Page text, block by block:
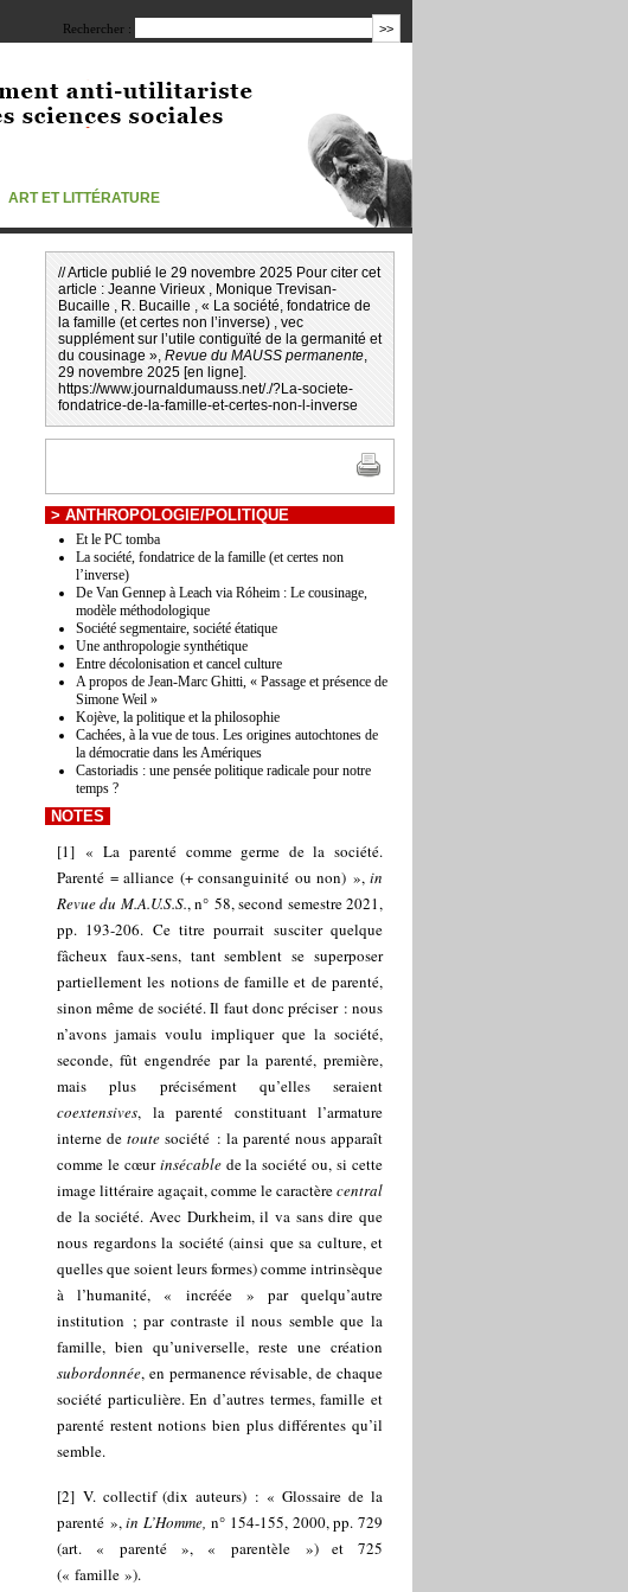
Rechercher :
ART ET LITTÉRATURE
// Article publié le 29 novembre 2025 Pour citer cet
article : Jeanne Virieux , Monique Trevisan-
Bucaille , R. Bucaille , « La société, fondatrice de
la famille (et certes non l’inverse) , vec
supplément sur l’utile contiguïté de la germanité et
du cousinage », Revue du MAUSS permanente,
29 novembre 2025 [en ligne].
https://www.journaldumauss.net/./?La-societe-
fondatrice-de-la-famille-et-certes-non-l-inverse
> ANTHROPOLOGIE/POLITIQUE
Et le PC tomba
La société, fondatrice de la famille (et certes non
l’inverse)
De Van Gennep à Leach via Róheim : Le cousinage,
modèle méthodologique
Société segmentaire, société étatique
Une anthropologie synthétique
Entre décolonisation et cancel culture
A propos de Jean-Marc Ghitti, « Passage et présence de
Simone Weil »
Kojève, la politique et la philosophie
Cachées, à la vue de tous. Les origines autochtones de
la démocratie dans les Amériques
Castoriadis : une pensée politique radicale pour notre
temps ?
NOTES
[1] « La parenté comme germe de la société.
Parenté = alliance (+ consanguinité ou non) »,in
Revue du M.A.U.S.S., n° 58, second semestre 2021,
pp. 193-206. Ce titre pourrait susciter quelque
fâcheux faux-sens, tant semblent se superposer
partiellement les notions de famille et de parenté,
sinon même de société. Il faut donc préciser : nous
n’avons jamais voulu impliquer que la société,
seconde, fût engendrée par la parenté, première,
mais plus précisément qu’elles seraient
coextensives, la parenté constituant l’armature
interne detoute société : la parenté nous apparaît
comme le cœurinsécablede la société ou, si cette
image littéraire agaçait, comme le caractèrecentral
de la société. Avec Durkheim, il va sans dire que
nous regardons la société (ainsi que sa culture, et
quelles que soient leurs formes) comme intrinsèque
à l’humanité, « incréée » par quelqu’autre
institution ; par contraste il nous semble que la
famille, bien qu’universelle, reste une création
subordonnée, en permanence révisable, de chaque
société particulière. En d’autres termes, famille et
parenté restent notions bien plus différentes qu’il
semble.
[2] V. collectif (dix auteurs) : « Glossaire de la
parenté »,in L’Homme, n° 154-155, 2000, pp. 729
(art. « parenté », « parentèle ») et 725
(« famille »).